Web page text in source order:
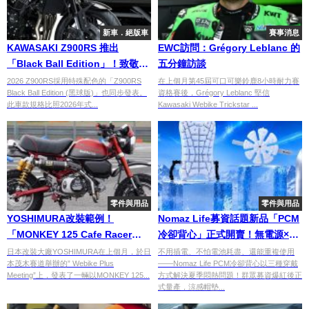
新車．絕版車
KAWASAKI Z900RS 推出
「Black Ball Edition」！致敬
Z1，換上「DOHC」經典徽章
2026 Z900RS採用特殊配色的「Z900RS
Black Ball Edition (黑球版)」也同步發表。
此車款規格比照2026年式...
賽事消息
EWC訪問：Grégory Leblanc 的
五分鐘訪談
在上個月第45屆可口可樂鈴鹿8小時耐力賽
資格賽後，Grégory Leblanc 堅信
Kawasaki Webike Trickstar ...
零件與用品
YOSHIMURA改裝範例！
「MONKEY 125 Cafe Racer
Custom」
日本改裝大廠YOSHIMURA在上個月，於日
本茂木賽道舉辦的” Webike Plus
Meeting”上，發表了一輛以MONKEY 125...
零件與用品
Nomaz Life募資話題新品「PCM
冷卻背心」正式開賣！無電源×2
倍保冷×涼感帽墊同步登場
不用插電、不怕電池耗盡、還能重複使用
——Nomaz Life PCM冷卻背心以三種穿戴
方式解決夏季悶熱問題！群眾募資爆紅後正
式量產，涼感帽墊...